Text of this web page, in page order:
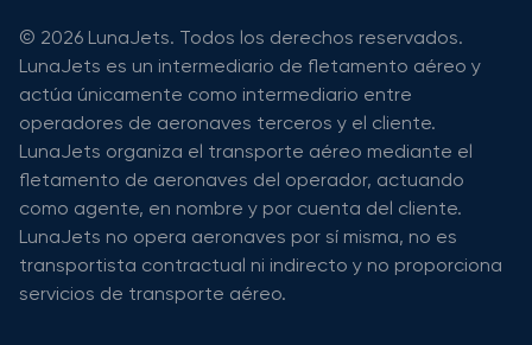
© 2026 LunaJets. Todos los derechos reservados.
LunaJets es un intermediario de fletamento aéreo y
actúa únicamente como intermediario entre
operadores de aeronaves terceros y el cliente.
LunaJets organiza el transporte aéreo mediante el
fletamento de aeronaves del operador, actuando
como agente, en nombre y por cuenta del cliente.
LunaJets no opera aeronaves por sí misma, no es
transportista contractual ni indirecto y no proporciona
servicios de transporte aéreo.